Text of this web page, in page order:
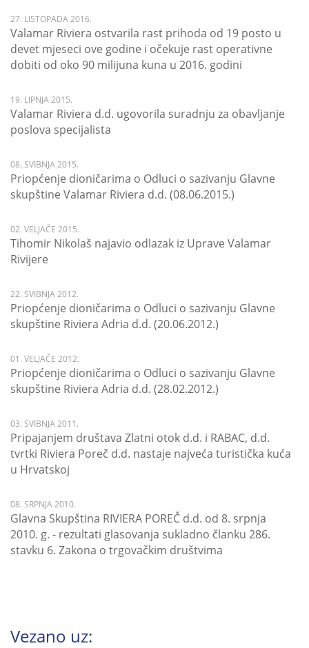
27. LISTOPADA 2016.
Valamar Riviera ostvarila rast prihoda od 19 posto u
devet mjeseci ove godine i očekuje rast operativne
dobiti od oko 90 milijuna kuna u 2016. godini
19. LIPNJA 2015.
Valamar Riviera d.d. ugovorila suradnju za obavljanje
poslova specijalista
08. SVIBNJA 2015.
Priopćenje dioničarima o Odluci o sazivanju Glavne
skupštine Valamar Riviera d.d. (08.06.2015.)
02. VELJAČE 2015.
Tihomir Nikolaš najavio odlazak iz Uprave Valamar
Rivijere
22. SVIBNJA 2012.
Priopćenje dioničarima o Odluci o sazivanju Glavne
skupštine Riviera Adria d.d. (20.06.2012.)
01. VELJAČE 2012.
Priopćenje dioničarima o Odluci o sazivanju Glavne
skupštine Riviera Adria d.d. (28.02.2012.)
03. SVIBNJA 2011.
Pripajanjem društava Zlatni otok d.d. i RABAC, d.d.
tvrtki Riviera Poreč d.d. nastaje najveća turistička kuća
u Hrvatskoj
08. SRPNJA 2010.
Glavna Skupština RIVIERA POREČ d.d. od 8. srpnja
2010. g. - rezultati glasovanja sukladno članku 286.
stavku 6. Zakona o trgovačkim društvima
Vezano uz: